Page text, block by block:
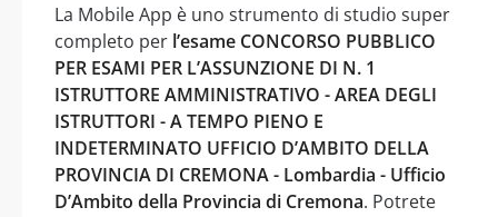
La Mobile App è uno strumento di studio super
completo per l’esame CONCORSO PUBBLICO
PER ESAMI PER L’ASSUNZIONE DI N. 1
ISTRUTTORE AMMINISTRATIVO - AREA DEGLI
ISTRUTTORI - A TEMPO PIENO E
INDETERMINATO UFFICIO D’AMBITO DELLA
PROVINCIA DI CREMONA - Lombardia - Ufficio
D’Ambito della Provincia di Cremona. Potrete